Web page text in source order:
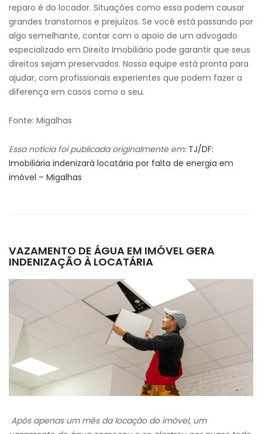
reparo é do locador. Situações como essa podem causar
grandes transtornos e prejuízos. Se você está passando por
algo semelhante, contar com o apoio de um advogado
especializado em Direito Imobiliário pode garantir que seus
direitos sejam preservados. Nossa equipe está pronta para
ajudar, com profissionais experientes que podem fazer a
diferença em casos como o seu.
Fonte: Migalhas
Essa notícia foi publicada originalmente em: TJ/DF:
Imobiliária indenizará locatária por falta de energia em
imóvel – Migalhas
VAZAMENTO DE ÁGUA EM IMÓVEL GERA
INDENIZAÇÃO À LOCATÁRIA
Após apenas um mês da locação do imóvel, um